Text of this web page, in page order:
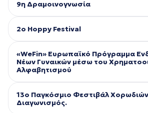
9η Δραμοινογνωσία
2ο Hoppy Festival
«WeFin» Ευρωπαϊκό Πρόγραμμα
Νέων Γυναικών μέσω του
Αλφαβητισμού
13ο Παγκόσμιο Φεστιβάλ
Διαγωνισμός.